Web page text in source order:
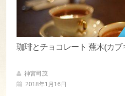
珈琲とチョコレート 蕪木(カブ
神宮司茂
2018年1月16日